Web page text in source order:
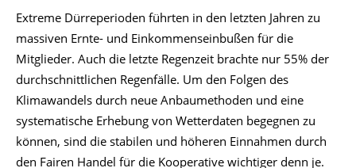
Extreme Dürreperioden führten in den letzten Jahren zu
massiven Ernte- und Einkommenseinbußen für die
Mitglieder. Auch die letzte Regenzeit brachte nur 55% der
durchschnittlichen Regenfälle. Um den Folgen des
Klimawandels durch neue Anbaumethoden und eine
systematische Erhebung von Wetterdaten begegnen zu
können, sind die stabilen und höheren Einnahmen durch
den Fairen Handel für die Kooperative wichtiger denn je.